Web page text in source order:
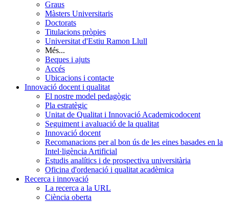
Graus
Màsters Universitaris
Doctorats
Titulacions pròpies
Universitat d'Estiu Ramon Llull
Més...
Beques i ajuts
Accés
Ubicacions i contacte
Innovació docent i qualitat
El nostre model pedagògic
Pla estratègic
Unitat de Qualitat i Innovació Academicodocent
Seguiment i avaluació de la qualitat
Innovació docent
Recomanacions per al bon ús de les eines basades en la
Intel·ligència Artificial
Estudis analítics i de prospectiva universitària
Oficina d'ordenació i qualitat acadèmica
Recerca i innovació
La recerca a la URL
Ciència oberta